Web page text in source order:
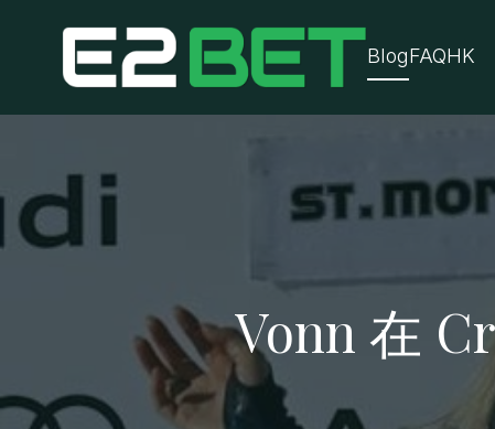
BlogFAQHK
Vonn 在